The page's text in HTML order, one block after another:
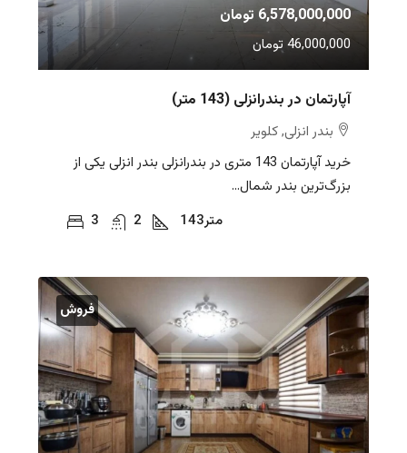
6,578,000,000 تومان
46,000,000 تومان
آپارتمان در بندرانزلی (143 متر)
بندر انزلی, کلویر
خرید آپارتمان 143 متری در بندرانزلی بندر انزلی یکی از
بزرگ‌ترین بندر شمال...
3
2 143متر
فروش